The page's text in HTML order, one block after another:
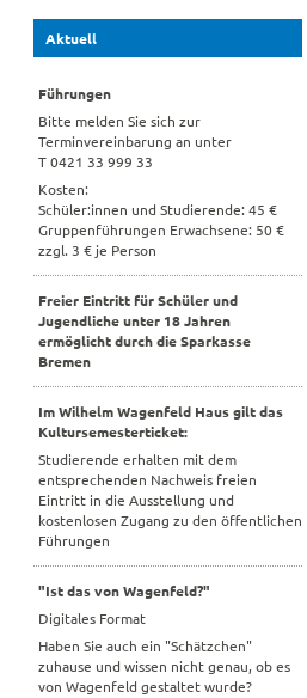
Aktuell
Führungen
Bitte melden Sie sich zur
Terminvereinbarung an unter
T 0421 33 999 33
Kosten:
Schüler:innen und Studierende: 45 €
Gruppenführungen Erwachsene: 50 €
zzgl. 3 € je Person
Freier Eintritt für Schüler und
Jugendliche unter 18 Jahren
ermöglicht durch die Sparkasse
Bremen
Im Wilhelm Wagenfeld Haus gilt das
Kultursemesterticket:
Studierende erhalten mit dem
entsprechenden Nachweis freien
Eintritt in die Ausstellung und
kostenlosen Zugang zu den öffentlichen
Führungen
"Ist das von Wagenfeld?"
Digitales Format
Haben Sie auch ein "Schätzchen"
zuhause und wissen nicht genau, ob es
von Wagenfeld gestaltet wurde?